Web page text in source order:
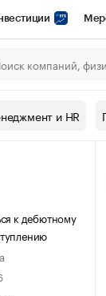
Конференции СПб
Рынок
и HR
к дебютному